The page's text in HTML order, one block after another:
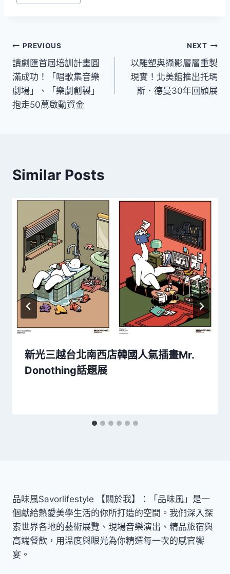
文
章
導
覽
PREVIOUS
讀劇匯首屆培訓計畫圓
滿成功！「唱歌集音樂
劇場」、「樂劇創製」
抱走50萬啟動資金
NEXT
以雕塑與攝影層層重製
現實！北美館推出托瑪
斯．德曼30年回顧展
Similar Posts
新光三越台北南西店韓國人氣插畫Mr.
Donothing話題展
品味風Savorlifestyle 【關於我】：「品味風」是一
個獻給熱愛美學生活的你所打造的空間。我們深入探
索世界各地的藝術展覽、現場音樂演出、精品旅宿與
高端餐飲，用溫度與眼光為你精選每一次的感官饗
宴。